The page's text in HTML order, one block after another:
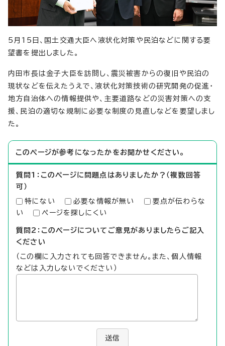
5月15日、国土交通大臣へ液状化対策や民泊などに関する要
望書を提出しました。
内田市長は金子大臣を訪問し、震災被害からの復旧や民泊の
現状などを伝えたうえで、液状化対策技術の研究開発の促進・
地方自治体への情報提供や、主要道路などの災害対策への支
援、民泊の適切な規制に必要な制度の見直しなどを要望しまし
た。
このページが参考になったかをお聞かせください。
質問1：このページに問題点はありましたか？（複数回答
可）
特にない 必要な情報が無い
要点が伝わらな
い
ページを探しにくい
質問2：このページについてご意見がありましたらご記入
ください
（この欄に入力されても回答できません。また、個人情報
などは入力しないでください）
送信